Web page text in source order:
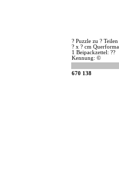
? Puzzle zu ? Teilen
? x ? cm
1 Beipackzettel: ??
Kennung: ©
670 138